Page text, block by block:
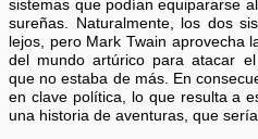
sistemas que podían equipararse
sureñas. Naturalmente, los dos
lejos, pero Mark Twain aprovecha
del mundo artúrico para atacar
que no estaba de más. En
en clave política, lo que resulta a
una historia de aventuras, que